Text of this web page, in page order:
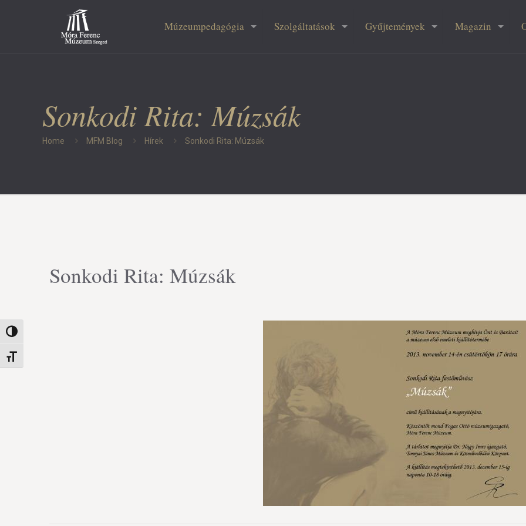
Nagy kontraszt váltása
Betűméret váltása
Múzeumpedagógia Szolgáltatások Gyűjtemények Magazin
Sonkodi Rita: Múzsák
Home MFM Blog Hírek Sonkodi Rita: Múzsák
Sonkodi Rita: Múzsák